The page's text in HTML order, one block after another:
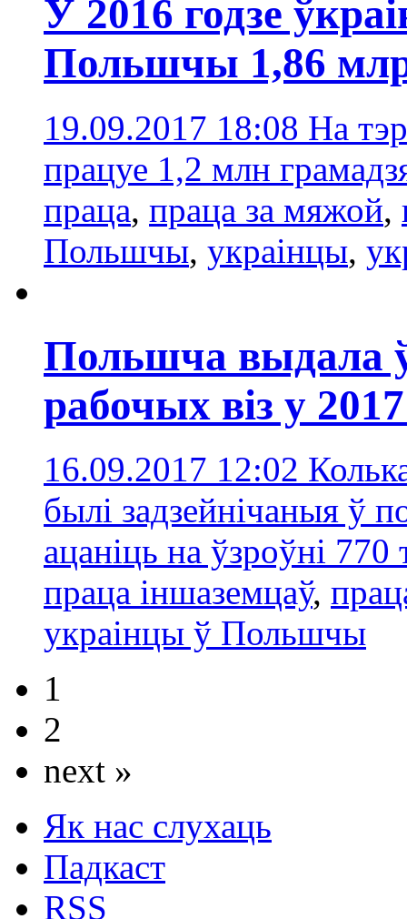
У 2016 годзе
Польшчы 1,86
19.09.2017 18:08 На
працуе 1,2 млн
праца, праца за мяжой,
Польшчы, украінцы,
Польшча выдала
рабочых віз у
16.09.2017 12:02
былі задзейнічаныя ў
ацаніць на ўзроўні
праца іншаземцаў,
украінцы ў Польшчы
1
2
next »
Як нас слухаць
Падкаст
RSS